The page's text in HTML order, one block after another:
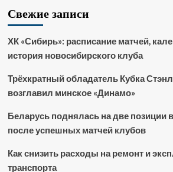
Свежие записи
ХК «Сибирь»: расписание матчей,
история новосибирского клуба
Трёхкратный обладатель Кубка
возглавил минское «Динамо»
Беларусь поднялась на две позиции
после успешных матчей клубов
Как снизить расходы на ремонт и
транспорта